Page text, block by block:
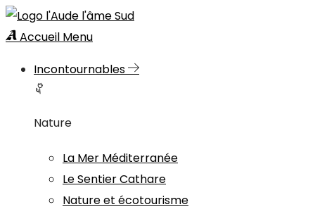
Accueil Menu
Incontournables
Nature
La Mer Méditerranée
Le Sentier Cathare
Nature et écotourisme